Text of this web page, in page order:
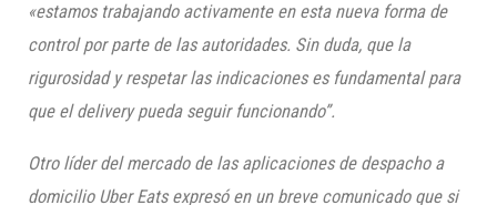
«estamos trabajando activamente en esta nueva forma de
control por parte de las autoridades. Sin duda, que la
rigurosidad y respetar las indicaciones es fundamental para
que el delivery pueda seguir funcionando”.
Otro líder del mercado de las aplicaciones de despacho a
domicilio Uber Eats expresó en un breve comunicado que si